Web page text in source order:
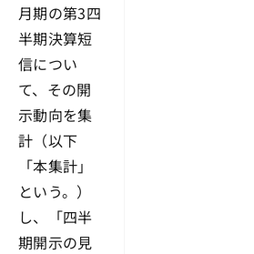
月期の第3四
半期決算短
信につい
て、その開
示動向を集
計（以下
「本集計」
という。）
し、「四半
期開示の見